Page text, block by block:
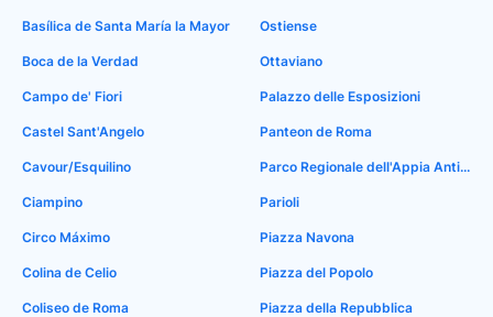
Basílica de Santa María la Mayor
Boca de la Verdad
Campo de' Fiori
Castel Sant'Angelo
Cavour/Esquilino
Ciampino
Circo Máximo
Colina de Celio
Coliseo de Roma
Ostiense
Ottaviano
Palazzo delle Esposizioni
Panteon de Roma
Parco Regionale dell'Appia Antica
Parioli
Piazza Navona
Piazza del Popolo
Piazza della Repubblica